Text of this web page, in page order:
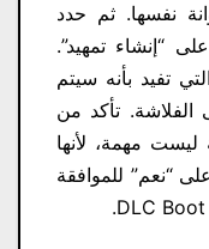
نفسها. ثم حدد
“إنشاء تمهيد”.
تفيد بأنه سيتم
الفلاشة. تأكد من
ليست مهمة، لأنها
“نعم” للموافقة